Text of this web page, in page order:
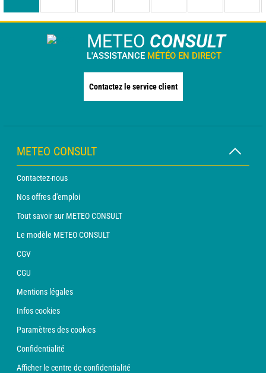
METEO CONSULT
L'ASSISTANCE MÉTÉO EN DIRECT
Contactez le service client
METEO CONSULT
Contactez-nous
Nos offres d'emploi
Tout savoir sur METEO CONSULT
Le modèle METEO CONSULT
CGV
CGU
Mentions légales
Infos cookies
Paramètres des cookies
Confidentialité
Afficher le centre de confidentialité